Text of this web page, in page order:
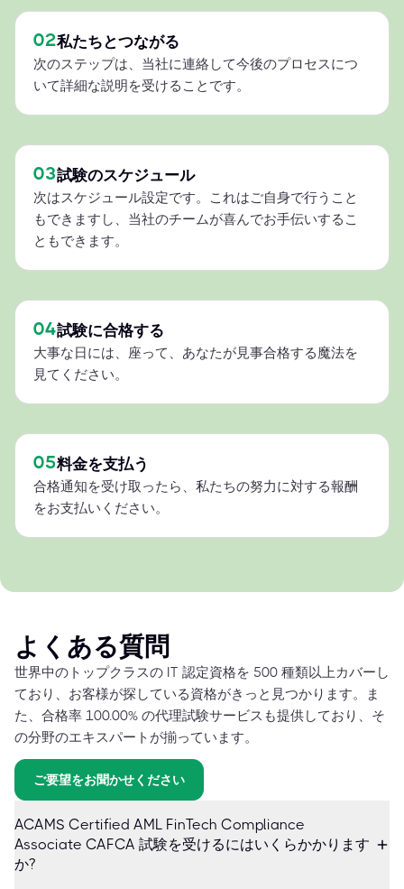
02私たちとつながる
次のステップは、当社に連絡して今後のプロセスにつ
いて詳細な説明を受けることです。
03試験のスケジュール
次はスケジュール設定です。これはご自身で行うこと
もできますし、当社のチームが喜んでお手伝いするこ
ともできます。
04試験に合格する
大事な日には、座って、あなたが見事合格する魔法を
見てください。
05料金を支払う
合格通知を受け取ったら、私たちの努力に対する報酬
をお支払いください。
よくある質問
世界中のトップクラスの IT 認定資格を 500 種類以上カバーし
ており、お客様が探している資格がきっと見つかります。ま
た、合格率 100.00% の代理試験サービスも提供しており、そ
の分野のエキスパートが揃っています。
ご要望をお聞かせください
ACAMS Certified AML FinTech Compliance
Associate CAFCA 試験を受けるにはいくらかかります
か?